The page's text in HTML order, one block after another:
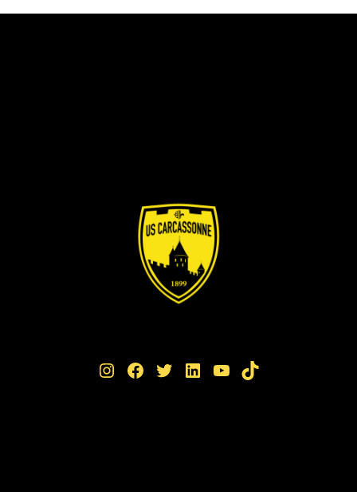
Instagram Facebook Twitter LinkedIn YouTube TikTok